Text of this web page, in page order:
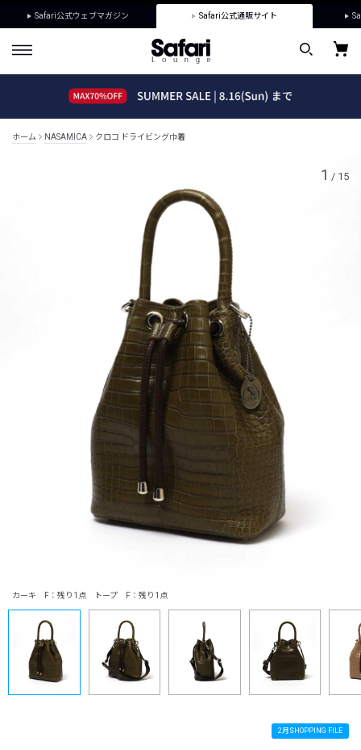
Safari公式ウェブマガジン Safari公式通販サイト
ホーム NASAMICA クロコ ドライビング巾着
カーキ F：残り1点 トープ F：残り1点
1 / 15
2月SHOPPING FILE